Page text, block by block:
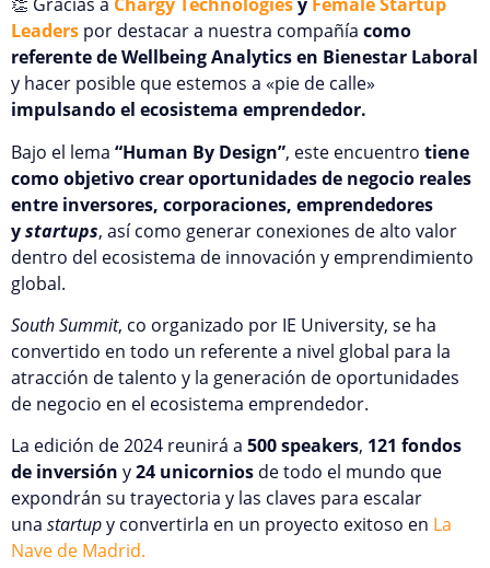
Leaders por destacar a nuestra compañía como
referente de Wellbeing Analytics en Bienestar Laboral
y hacer posible que estemos a «pie de calle»
impulsando el ecosistema emprendedor.
Bajo el lema “Human By Design”, este encuentro tiene
como objetivo crear oportunidades de negocio reales
entre inversores, corporaciones, emprendedores
ystartups, así como generar conexiones de alto valor
dentro del ecosistema de innovación y emprendimiento
global.
South Summit, co organizado por IE University, se ha
convertido en todo un referente a nivel global para la
atracción de talento y la generación de oportunidades
de negocio en el ecosistema emprendedor.
La edición de 2024 reunirá a 500 speakers, 121 fondos
de inversión y24 unicornios de todo el mundo que
expondrán su trayectoria y las claves para escalar
una startupy convertirla en un proyecto exitoso en La
Nave de Madrid.